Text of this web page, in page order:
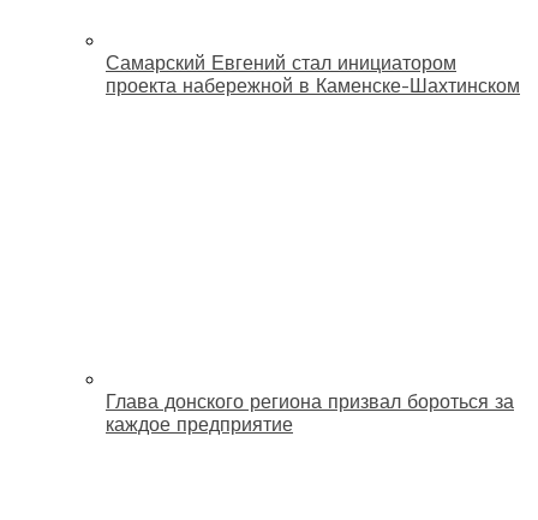
Самарский Евгений стал инициатором
проекта набережной в Каменске-Шахтинском
Глава донского региона призвал бороться за
каждое предприятие